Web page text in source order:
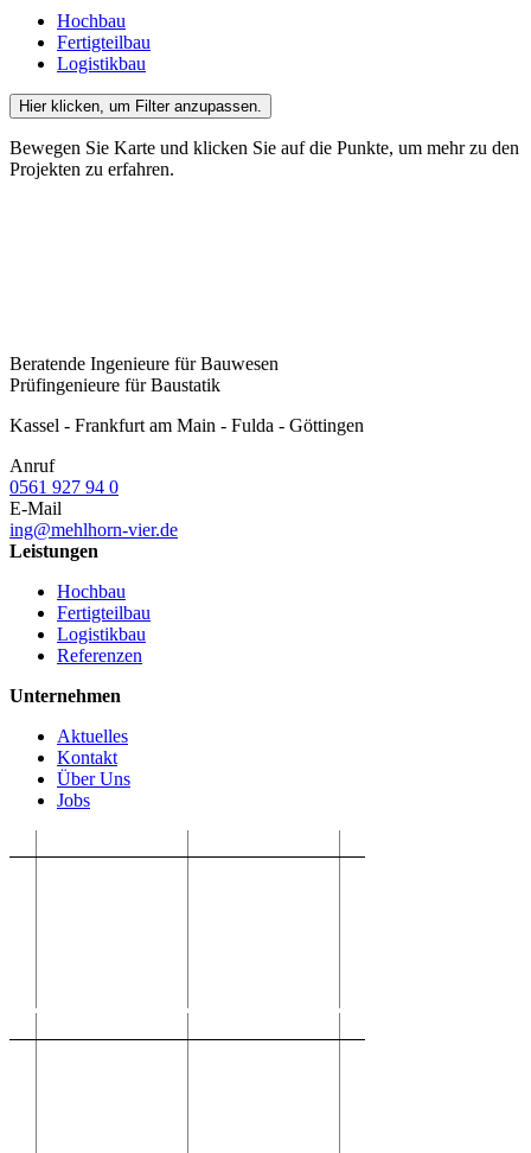
Hochbau
Fertigteilbau
Logistikbau
Hier klicken , um Filter anzupassen.
Bewegen Sie Karte und klicken Sie auf die Punkte, um mehr zu den
Projekten zu erfahren.
Beratende Ingenieure für Bauwesen
Prüfingenieure für Baustatik
Kassel - Frankfurt am Main - Fulda - Göttingen
Anruf
0561 927 94 0
E-Mail
ing@mehlhorn-vier.de
Leistungen
Hochbau
Fertigteilbau
Logistikbau
Referenzen
Unternehmen
Aktuelles
Kontakt
Über Uns
Jobs